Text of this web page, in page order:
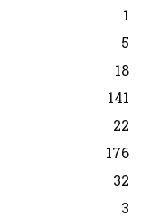
1
5
18
141
22
176
32
3